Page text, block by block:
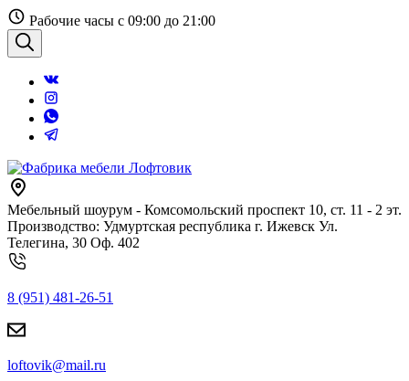
Перейти
к
содержанию
Рабочие часы с 09:00 до 21:00
Поиск
Мебельный шоурум - Комсомольский проспект 10, ст. 11 - 2 эт.
Производство: Удмуртская республика г. Ижевск Ул.
Телегина, 30 Оф. 402
8 (951) 481-26-51
loftovik@mail.ru